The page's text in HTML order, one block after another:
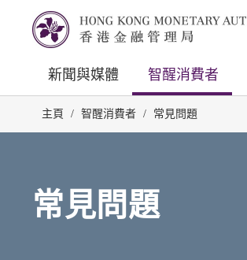
新聞與媒體 智醒消費者
主頁 / 智醒消費者 / 常見問題
常見問題